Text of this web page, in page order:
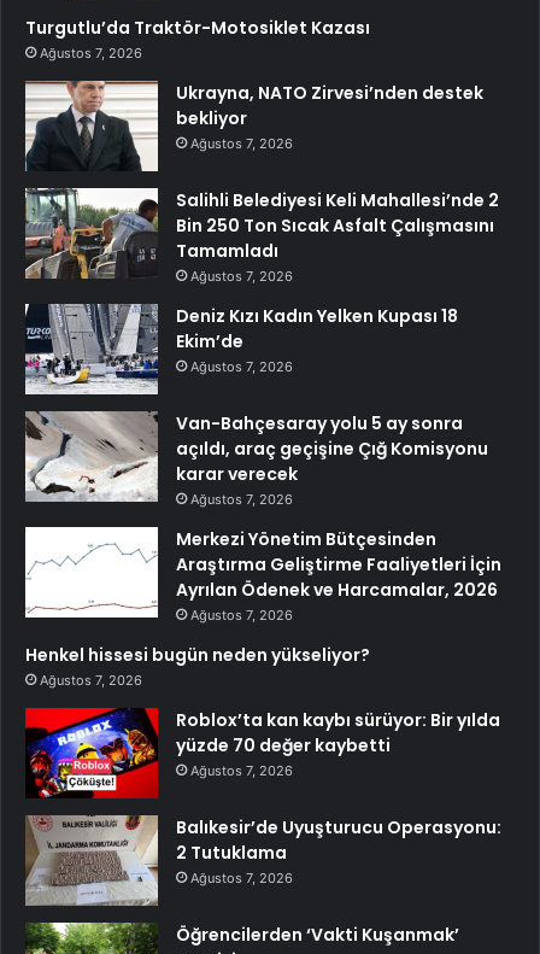
Turgutlu’da Traktör-Motosiklet Kazası
Ağustos 7, 2026
Ukrayna, NATO Zirvesi’nden destek
bekliyor
Ağustos 7, 2026
Salihli Belediyesi Keli Mahallesi’nde 2
Bin 250 Ton Sıcak Asfalt Çalışmasını
Tamamladı
Ağustos 7, 2026
Deniz Kızı Kadın Yelken Kupası 18
Ekim’de
Ağustos 7, 2026
Van-Bahçesaray yolu 5 ay sonra
açıldı, araç geçişine Çığ Komisyonu
karar verecek
Ağustos 7, 2026
Merkezi Yönetim Bütçesinden
Araştırma Geliştirme Faaliyetleri İçin
Ayrılan Ödenek ve Harcamalar, 2026
Ağustos 7, 2026
Henkel hissesi bugün neden yükseliyor?
Ağustos 7, 2026
Roblox’ta kan kaybı sürüyor: Bir yılda
yüzde 70 değer kaybetti
Ağustos 7, 2026
Balıkesir’de Uyuşturucu Operasyonu:
2 Tutuklama
Ağustos 7, 2026
Öğrencilerden ‘Vakti Kuşanmak’